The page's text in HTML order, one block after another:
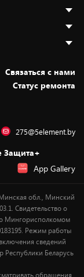
Cвязаться с нами
Статус ремонта
275@5element.by
Защита+
App Gallery
обл., Минский
Свидетельство о
Мингорисполкомом
Режим работы
сведений
Республики Беларусь
обращения